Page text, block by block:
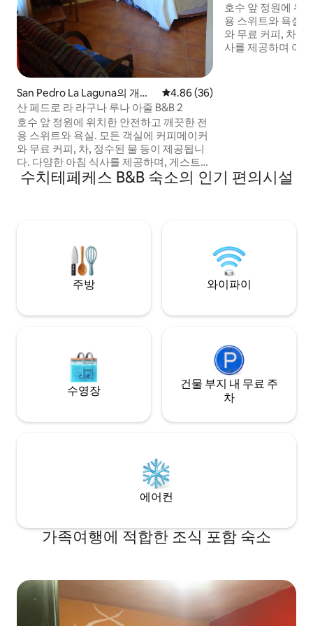
San Pedro La Laguna의 개인
실
평점 4.86점(5점 만점), 후기 36
4.86 (36)
산 페드로 라 라구나 루나 아줄 B&B 2
호수 앞 정원에 위치한 안전하고 깨끗한 전
용 스위트와 욕실. 모든 객실에 커피메이커
와 무료 커피, 차, 정수된 물 등이 제공됩니
다. 다양한 아침 식사를 제공하며, 게스트의
요구에 부응할 수 있도록 최선을 다하겠습
니다. 편안하고 산페드로 라구나 시내와 가
니다. 에어비앤비에서도 두 개의 추가 객실
을 이용할 수 있습니다!
호수 앞 정원에 위
용 스위트와 욕실.
와 무료 커피, 차,
사를 제공하며 여
수치테페케스 B&B 숙소의 인기 편의시설
주방 와이파이
수영장
건물 부지 내 무료 주
차
에어컨
가족여행에 적합한 조식 포함 숙소